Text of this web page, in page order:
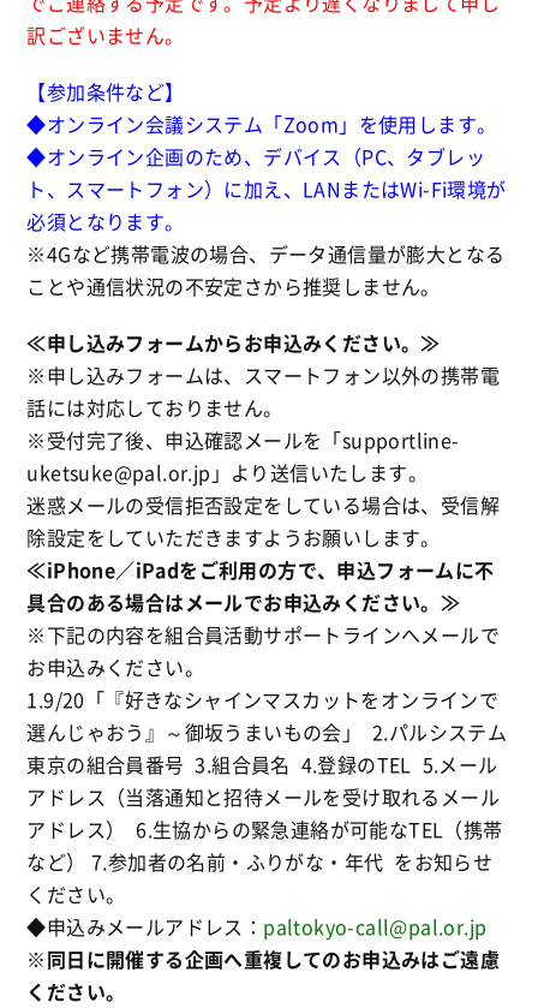
訳ございません。
【参加条件など】
◆オンライン会議システム「Zoom」を使用します。
◆オンライン企画のため、デバイス（PC、タブレッ
ト、スマートフォン）に加え、LANまたはWi-Fi環境が
必須となります。
※4Gなど携帯電波の場合、データ通信量が膨大となる
ことや通信状況の不安定さから推奨しません。
≪申し込みフォームからお申込みください。≫
※申し込みフォームは、スマートフォン以外の携帯電
話には対応しておりません。
※受付完了後、申込確認メールを「supportline-
uketsuke@pal.or.jp」より送信いたします。
迷惑メールの受信拒否設定をしている場合は、受信解
除設定をしていただきますようお願いします。
≪iPhone／iPadをご利用の方で、申込フォームに不
具合のある場合はメールでお申込みください。≫
※下記の内容を組合員活動サポートラインへメールで
お申込みください。
1.9/20「『好きなシャインマスカットをオンラインで
選んじゃおう』～御坂うまいもの会」 2.パルシステム
東京の組合員番号 3.組合員名 4.登録のTEL 5.メール
アドレス（当落通知と招待メールを受け取れるメール
アドレス） 6.生協からの緊急連絡が可能なTEL（携帯
など） 7.参加者の名前・ふりがな・年代 をお知らせ
ください。
◆申込みメールアドレス： paltokyo-call@pal.or.jp
※同日に開催する企画へ重複してのお申込みはご遠慮
ください。